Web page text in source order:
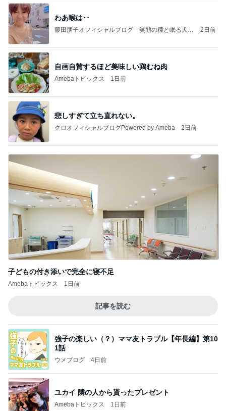
わあ喉は‥
藤田朋子オフィシャルブログ「笑顔の種と眠る犬」
2日前
自画自賛するほど美味しい鶏むね肉
Amebaトピックス 1日前
悲しすぎて立ち直れない。
クロオフィシャルブログPowered by Ameba 2日前
子どもの付き添いで完全に寝不足
Amebaトピックス 1日前
記事を読む
強子の楽しい（？）ママ友トラブル【年長編】第10
1話
ウメブログ 4日前
ユカイ 隣の人から貰ったプレゼント
Amebaトピックス 1日前